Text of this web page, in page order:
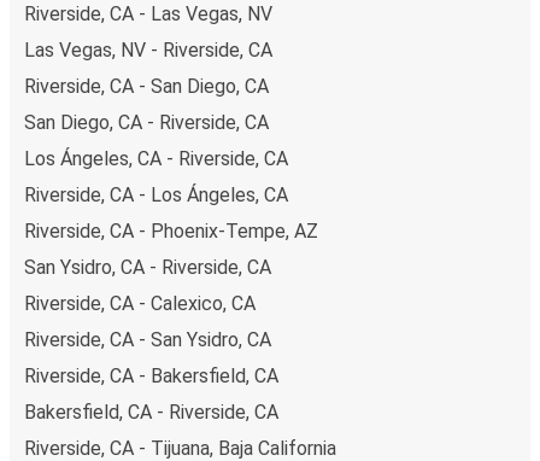
Riverside, CA - Las Vegas, NV
Las Vegas, NV - Riverside, CA
Riverside, CA - San Diego, CA
San Diego, CA - Riverside, CA
Los Ángeles, CA - Riverside, CA
Riverside, CA - Los Ángeles, CA
Riverside, CA - Phoenix-Tempe, AZ
San Ysidro, CA - Riverside, CA
Riverside, CA - Calexico, CA
Riverside, CA - San Ysidro, CA
Riverside, CA - Bakersfield, CA
Bakersfield, CA - Riverside, CA
Riverside, CA - Tijuana, Baja California